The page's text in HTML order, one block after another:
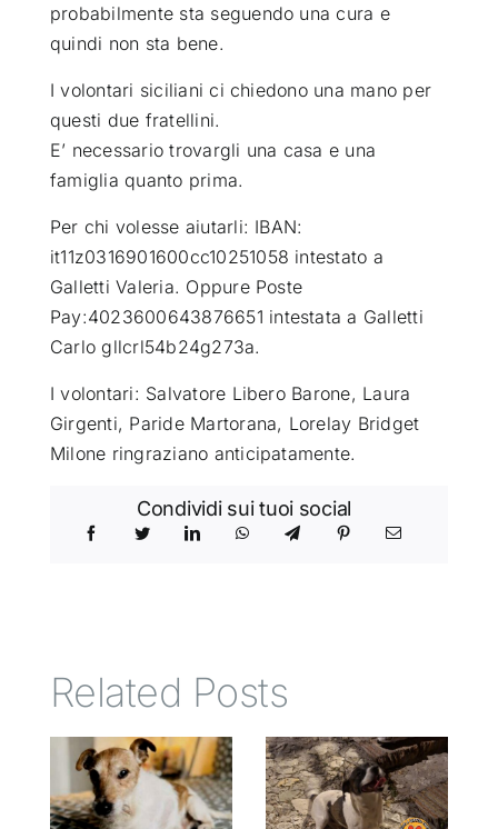
probabilmente sta seguendo una cura e
quindi non sta bene.
I volontari siciliani ci chiedono una mano per
questi due fratellini.
E’ necessario trovargli una casa e una
famiglia quanto prima.
Per chi volesse aiutarli: IBAN:
it11z0316901600cc10251058 intestato a
Galletti Valeria. Oppure Poste
Pay:4023600643876651 intestata a Galletti
Carlo gllcrl54b24g273a.
I volontari: Salvatore Libero Barone, Laura
Girgenti, Paride Martorana, Lorelay Bridget
Milone ringraziano anticipatamente.
Condividi sui tuoi social
Related Posts